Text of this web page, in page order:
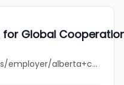
for Global
jobbank.gc.ca/browsejobs/employer/alberta+council+for+global+cooperation/ca